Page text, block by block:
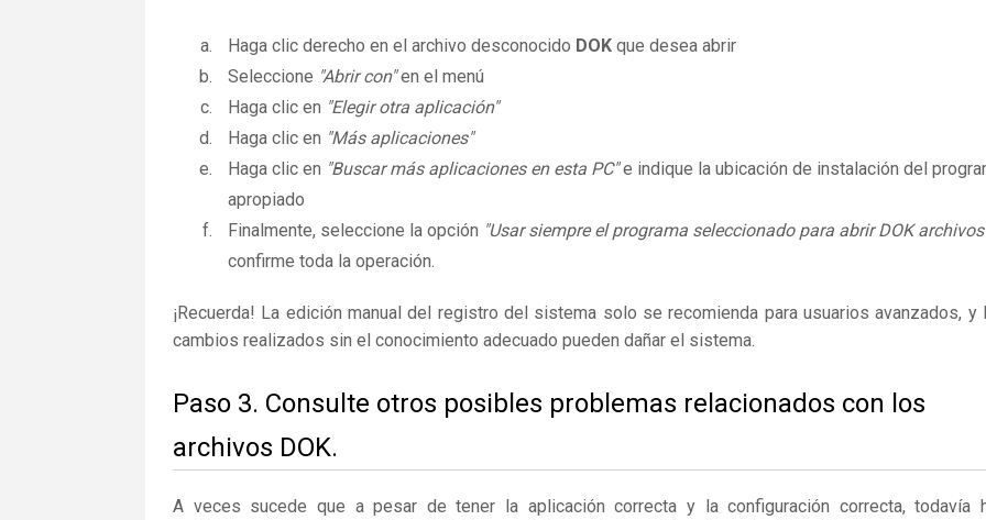
Haga clic derecho en el archivo desconocido DOK que desea abrir
Seleccione "Abrir con"en el menú
Haga clic en "Elegir otra aplicación"
Haga clic en "Más aplicaciones"
Haga clic en "Buscar más aplicaciones en esta PC"e indique la ubicación de instalación del
apropiado
Finalmente, seleccione la opción "Usar siempre el programa seleccionado para abrir DOK
confirme toda la operación.
¡Recuerda! La edición manual del registro del sistema solo se recomienda para usuarios avanzados, y
cambios realizados sin el conocimiento adecuado pueden dañar el sistema.
Paso 3. Consulte otros posibles problemas relacionados con los
archivos DOK.
A veces sucede que a pesar de tener la aplicación correcta y la configuración correcta, todavía